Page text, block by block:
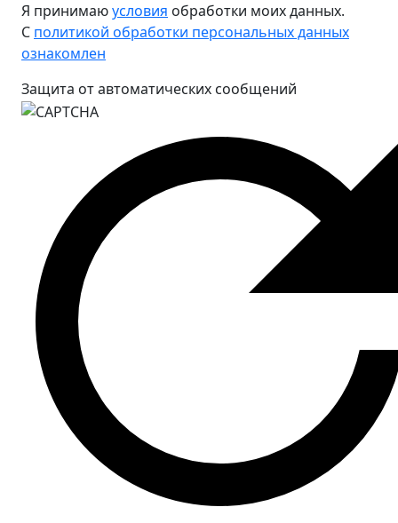
Я принимаюусловия обработки моих данных.
С политикой обработки персональных данных
ознакомлен
Защита от автоматических сообщений